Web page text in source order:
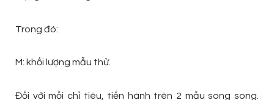
Trong đó:
M: khối lượng mẫu thử.
Đối với mỗi chỉ tiêu, tiến hành trên 2 mẫu song song.